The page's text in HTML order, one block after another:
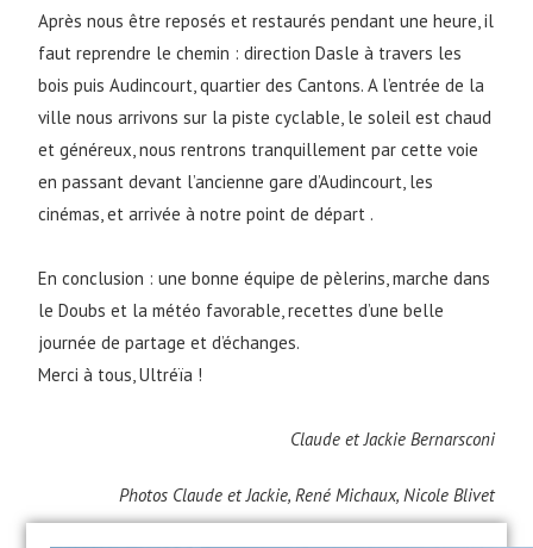
Après nous être reposés et restaurés pendant une heure, il
faut reprendre le chemin : direction Dasle à travers les
bois puis Audincourt, quartier des Cantons. A l’entrée de la
ville nous arrivons sur la piste cyclable, le soleil est chaud
et généreux, nous rentrons tranquillement par cette voie
en passant devant l’ancienne gare d’Audincourt, les
cinémas, et arrivée à notre point de départ .
En conclusion : une bonne équipe de pèlerins, marche dans
le Doubs et la météo favorable, recettes d’une belle
journée de partage et d’échanges.
Merci à tous, Ultréïa !
Claude et Jackie Bernarsconi
Photos Claude et Jackie, René Michaux, Nicole Blivet